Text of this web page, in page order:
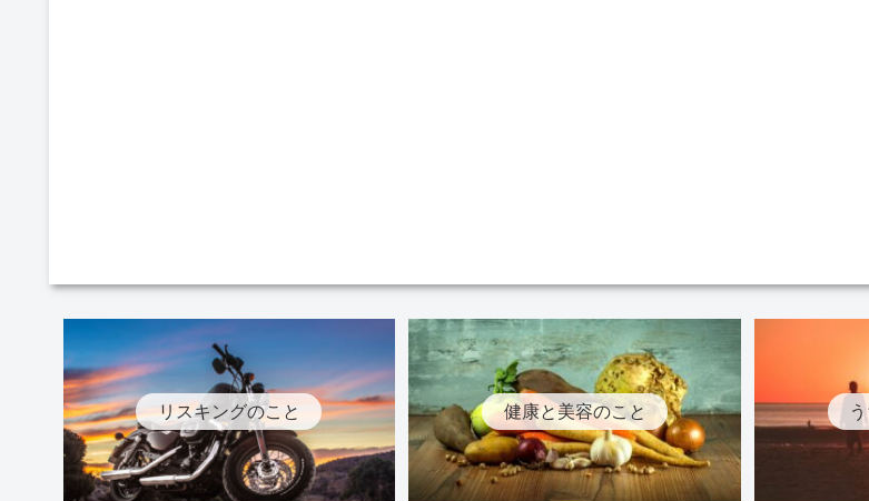
リスキングのこと 健康と美容のこと